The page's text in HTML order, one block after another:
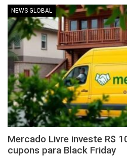
NEWS GLOBAL
Mercado Livre investe R$
cupons para Black Friday